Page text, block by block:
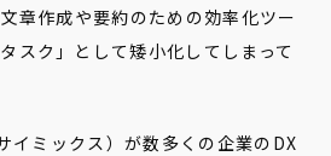
章作成や要約のための効率化ツー
スク」として矮小化してしまって
イミックス）が数多くの企業のDX